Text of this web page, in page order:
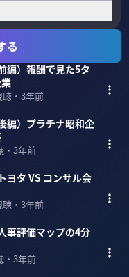
る
編）報酬で見た5タ
・ 3年前
編）プラチナ昭和企
3年前
ヨタ VS コンサル会
・ 3年前
事評価マップの4分
3年前